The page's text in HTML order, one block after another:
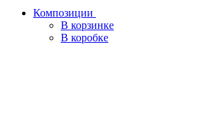
Композиции
В корзинке
В коробке